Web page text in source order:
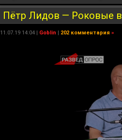
Пётр Лидов — Роковые
11.07.19 14:04 | Goblin | 202 комментария »